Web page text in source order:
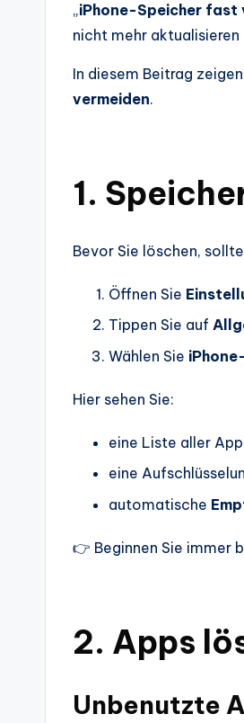
„iPhone-Speicher fast
nicht mehr
In diesem Beitrag
vermeiden.
1.
Bevor Sie löschen,
Öffnen Sie
Tippen Sie auf
Wählen Sie
Hier sehen Sie:
eine Liste aller
eine
automatische
👉 Beginnen Sie immer
2. Apps
Unbenutzte